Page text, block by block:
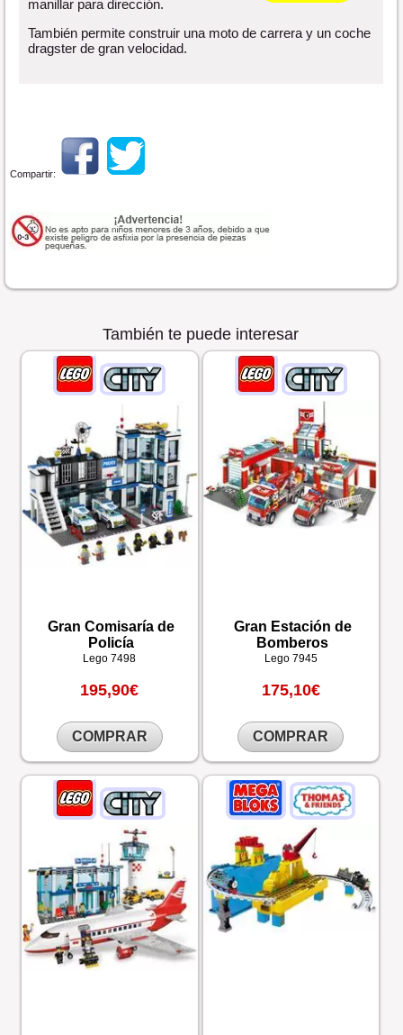
manillar para dirección.
También permite construir una moto de carrera y un coche
dragster de gran velocidad.
Compartir:
También te puede interesar
Gran Comisaría de
Policía
Lego 7498
195,90€
COMPRAR
Gran Estación de
Bomberos
Lego 7945
175,10€
COMPRAR